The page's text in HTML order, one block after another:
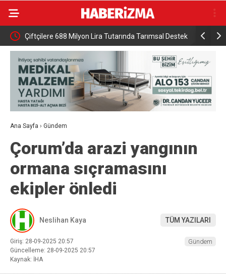
DMM: “Mekke Ortak Savunma Anlaşması’nın
NATO’nun 5. maddesiyle çeliştiği iddiaları tamamen
gerçek dışı”
Hatayda
Ana Sayfa › Gündem
Çorum’da arazi yangının
ormana sıçramasını
ekipler önledi
Neslihan Kaya TÜM YAZILARI
Giriş: 28-09-2025 20:57
Güncelleme: 28-09-2025 20:57
Kaynak: İHA
Gündem